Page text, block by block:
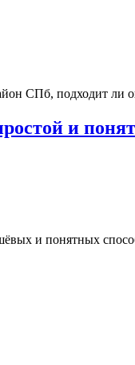
СПб, подходит ли
и
и понятных